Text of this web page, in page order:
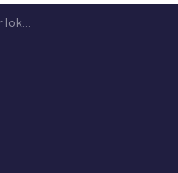
Oversigt over lokale aftaler vedr. flygtninge